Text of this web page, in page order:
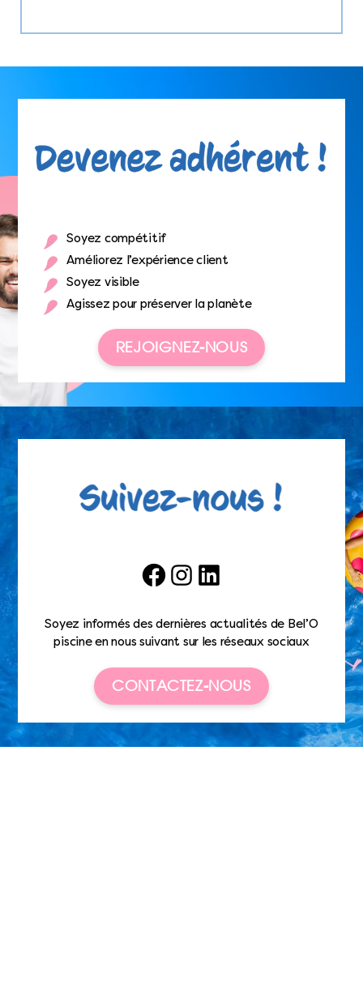
Soyez compétitif
Améliorez l’expérience client
Soyez visible
Agissez pour préserver la planète
REJOIGNEZ-NOUS
FacebookInstagramLinkedIn
Soyez informés des dernières actualités de Bel’O
piscine en nous suivant sur les réseaux sociaux
CONTACTEZ-NOUS